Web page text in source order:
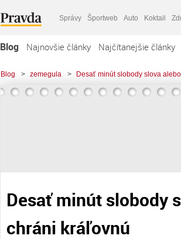
Správy Športweb Auto Koktail
Blog Najnovšie články Najčítanejšie články
Blog > zemegula > Desať minút slobody slova
Desať minút slobody
chráni kráľovnú